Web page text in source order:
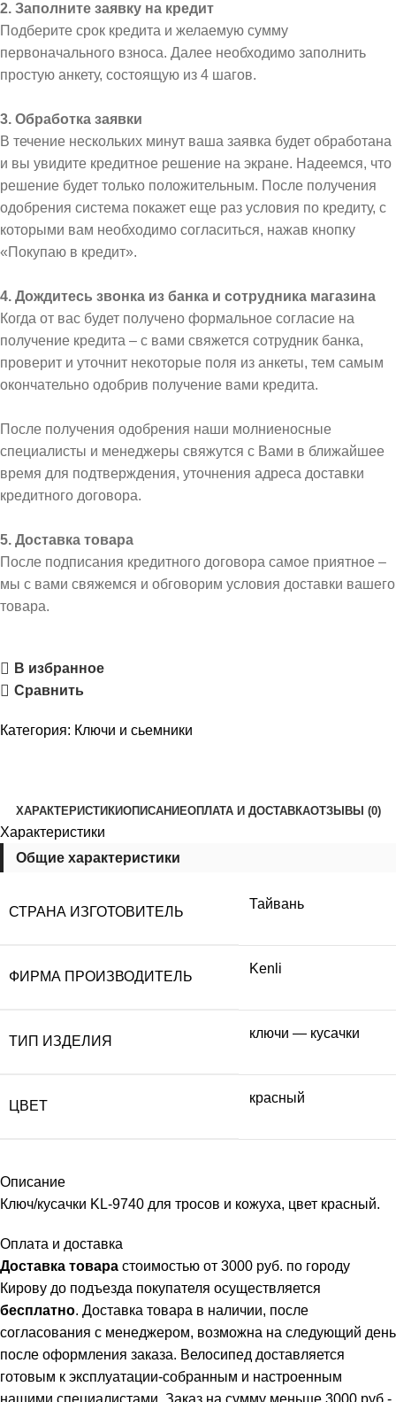
2. Заполните заявку на кредит
Подберите срок кредита и желаемую сумму
первоначального взноса. Далее необходимо заполнить
простую анкету, состоящую из 4 шагов.
3. Обработка заявки
В течение нескольких минут ваша заявка будет обработана
и вы увидите кредитное решение на экране. Надеемся, что
решение будет только положительным. После получения
одобрения система покажет еще раз условия по кредиту, с
которыми вам необходимо согласиться, нажав кнопку
«Покупаю в кредит».
4. Дождитесь звонка из банка и сотрудника магазина
Когда от вас будет получено формальное согласие на
получение кредита – с вами свяжется сотрудник банка,
проверит и уточнит некоторые поля из анкеты, тем самым
окончательно одобрив получение вами кредита.
После получения одобрения наши молниеносные
специалисты и менеджеры свяжутся с Вами в ближайшее
время для подтверждения, уточнения адреса доставки
кредитного договора.
5. Доставка товара
После подписания кредитного договора самое приятное –
мы с вами свяжемся и обговорим условия доставки вашего
товара.
В избранное
Сравнить
Категория: Ключи и сьемники
ХАРАКТЕРИСТИКИОПИСАНИЕОПЛАТА И ДОСТАВКАОТЗЫВЫ (0)
Характеристики
Общие характеристики
СТРАНА ИЗГОТОВИТЕЛЬ
Тайвань
ФИРМА ПРОИЗВОДИТЕЛЬ
Kenli
ТИП ИЗДЕЛИЯ
ключи — кусачки
ЦВЕТ
красный
Описание
Ключ/кусачки KL-9740 для тросов и кожуха, цвет красный.
Оплата и доставка
Доставка товара стоимостью от 3000 руб. по городу
Кирову до подъезда покупателя осуществляется
бесплатно. Доставка товара в наличии, после
согласования с менеджером, возможна на следующий день
после оформления заказа. Велосипед доставляется
готовым к эксплуатации-собранным и настроенным
нашими специалистами. Заказ на сумму меньше 3000 руб.-